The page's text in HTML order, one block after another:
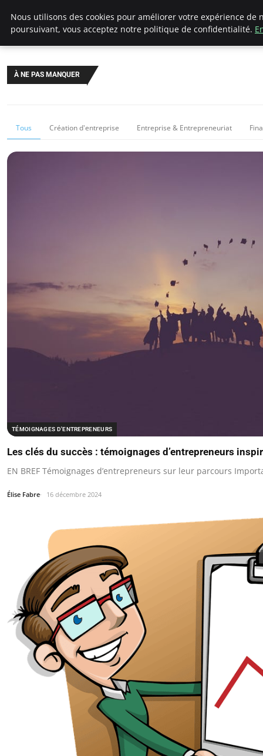
LECFCM
À NE PAS MANQUER
Tous Création d'entreprise Entreprise & Entrepreneuriat
TÉMOIGNAGES D'ENTREPRENEURS
Les clés du succès : témoignages d’entrepreneurs
EN BREF Témoignages d’entrepreneurs sur leur parcours
Élise Fabre 16 décembre 2024
Nous utilisons des cookies pour améliorer votre expérience de
poursuivant, vous acceptez notre politique de confidentialité.